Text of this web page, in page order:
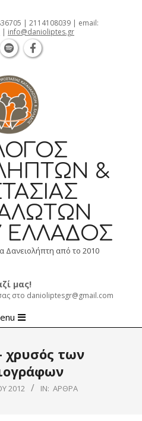
| 2114108039 | email:
| info@danioliptes.gr
&
ΕΛΛΆΔΟΣ
Δανειολήπτη από το 2010
μας!
στο danioliptesgr@gmail.com
χρυσός των
2012 IN: ΆΡΘΡΑ